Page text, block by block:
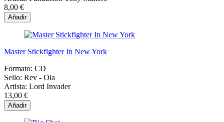
8,00 €
Añadir
Master Stickfighter In New York
Formato: CD
Sello: Rev - Ola
Artista: Lord Invader
13,00 €
Añadir